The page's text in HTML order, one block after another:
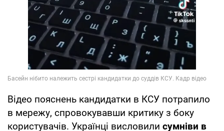
Відео пояснень кандидатки в КСУ потрапило
в мережу, спровокувавши критику з боку
користувачів. Українці висловили сумніви в